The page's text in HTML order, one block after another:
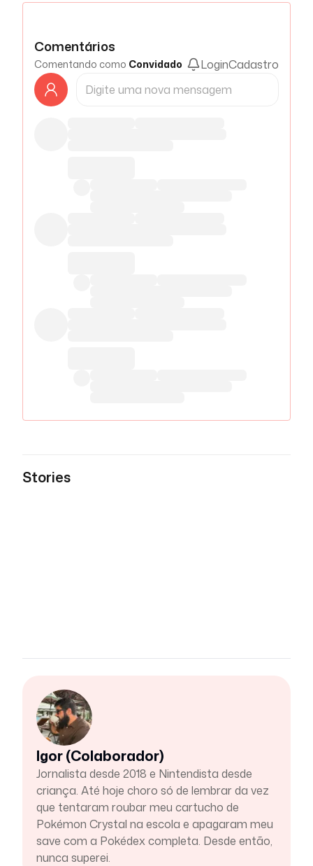
Comentários
Comentando como Convidado LoginCadastro
Stories
Igor (Colaborador)
Jornalista desde 2018 e Nintendista desde
criança. Até hoje choro só de lembrar da vez
que tentaram roubar meu cartucho de
Pokémon Crystal na escola e apagaram meu
save com a Pokédex completa. Desde então,
nunca superei.